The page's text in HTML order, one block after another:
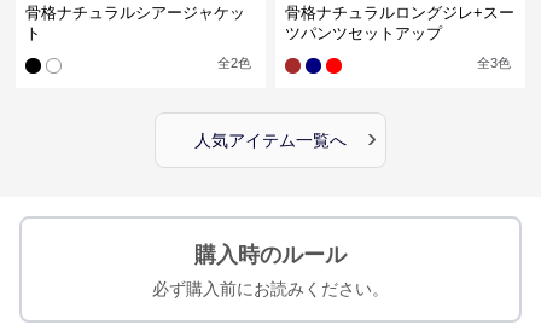
骨格ナチュラルシアージャケッ
ト
全2色
骨格ナチュラルロングジレ+スー
ツパンツセットアップ
全3色
人気アイテム一覧へ ›
購入時のルール
必ず購入前にお読みください。